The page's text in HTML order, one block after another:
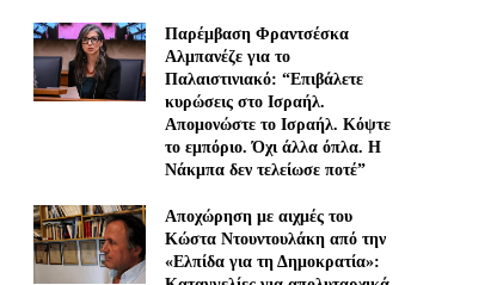
Παρέμβαση Φραντσέσκα
Αλμπανέζε για το
Παλαιστινιακό: “Επιβάλετε
κυρώσεις στο Ισραήλ.
Απομονώστε το Ισραήλ. Κόψτε
το εμπόριο. Όχι άλλα όπλα. Η
Νάκμπα δεν τελείωσε ποτέ”
Αποχώρηση με αιχμές του
Κώστα Ντουντουλάκη από την
«Ελπίδα για τη Δημοκρατία»: